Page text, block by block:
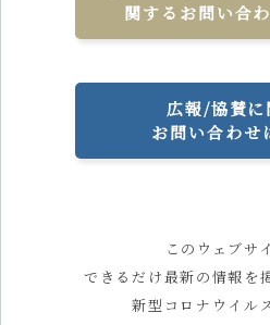
関するお問い合
広報/協賛に
お問い合わせ
このウェブサ
できるだけ最新の情報を
新型コロナウイル